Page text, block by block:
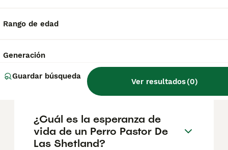
Rango de edad
Generación
Guardar búsqueda
Ver resultados(0)
¿Cuáles son las ventajas y
desventajas de la raza Perro
Pastor De Las Shetland?
¿Cuál es la esperanza de
vida de un Perro Pastor De
Las Shetland?